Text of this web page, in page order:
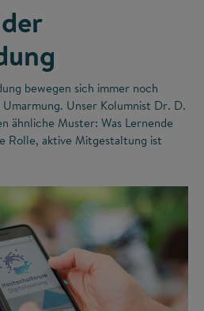
bewegen sich immer noch
Unser Kolumnist Dr. D.
ähnliche Muster: Was Lernende
Rolle, aktive Mitgestaltung ist